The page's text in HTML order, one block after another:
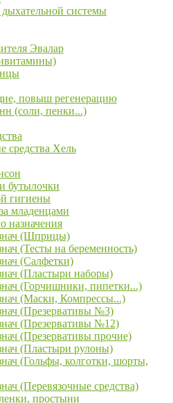
системы
Эвалар
повыш регенерацию
(соли, пенки...)
средства Хель
бутылочки
гигиены
младенцами
назначения
(Шприцы)
(Тесты на беременность)
(Салфетки)
(Пластыри наборы)
(Горчишники, пипетки...)
(Маски, Компрессы...)
(Презервативы №3)
(Презервативы №12)
(Презервативы прочие)
(Пластыри рулоны)
(Гольфы, колготки, шорты,
(Перевязочные средства)
простыни